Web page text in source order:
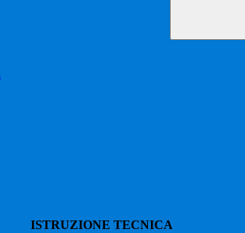
ISTRUZIONE TECNICA